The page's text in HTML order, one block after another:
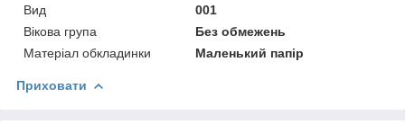
Вид
001
Вікова група
Без обмежень
Матеріал обкладинки
Маленький папір
Приховати